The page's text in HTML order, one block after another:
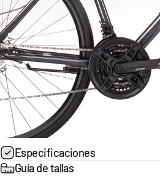
Especificaciones
Guía de tallas